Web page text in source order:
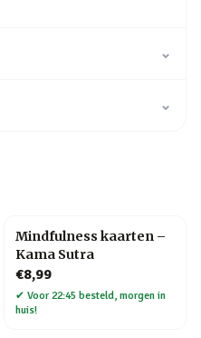
⌄
⌄
Mindfulness kaarten –
Kama Sutra
€8,99
✔ Voor 22:45 besteld, morgen in
huis!